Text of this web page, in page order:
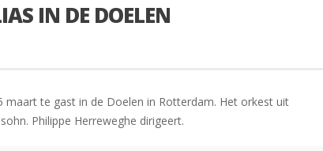
IN DE DOELEN
maart te gast in de Doelen in Rotterdam. Het orkest uit
Philippe Herreweghe dirigeert.